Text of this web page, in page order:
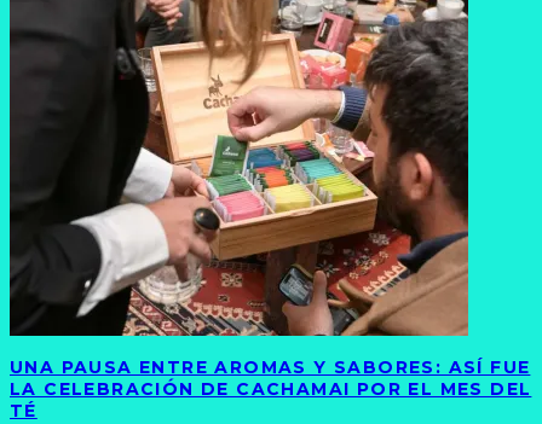
UNA PAUSA ENTRE AROMAS Y SABORES: ASÍ FUE
LA CELEBRACIÓN DE CACHAMAI POR EL MES DEL
TÉ